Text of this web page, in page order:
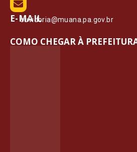
E-MAIL
ouvidoria@muana.pa.gov.br
COMO CHEGAR À